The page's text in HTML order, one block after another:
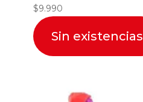
$9.990
Sin existencias